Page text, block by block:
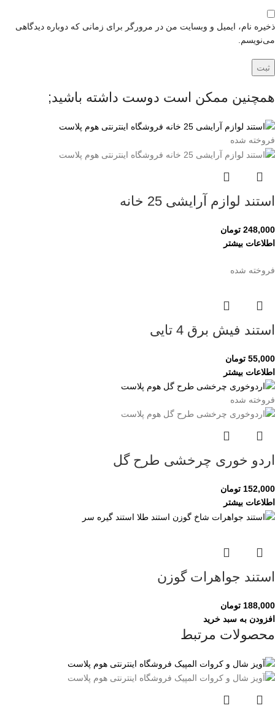
ذخیره نام، ایمیل و وبسایت من در مرورگر برای زمانی که دوباره دیدگاهی
می‌نویسم.
همچنین ممکن است دوست داشته باشید;
فروخته شده
استند لوازم آرایشی 25 خانه
248,000 تومان
اطلاعات بیشتر
فروخته شده
استند فیش برق 4 تایی
55,000 تومان
اطلاعات بیشتر
فروخته شده
اردو خوری چرخشی طرح گل
152,000 تومان
اطلاعات بیشتر
استند جواهرات گوزن
188,000 تومان
افزودن به سبد خرید
محصولات مرتبط